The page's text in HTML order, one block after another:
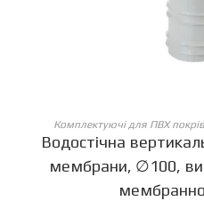
Комплектуючі для ПВХ
Водостічна
мембрани, ∅100,